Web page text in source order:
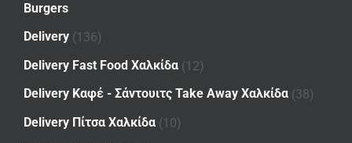
Burgers
Delivery (136)
Delivery Fast Food Χαλκίδα (12)
Delivery Καφέ - Σάντουιτς Take Away Χαλκίδα (38)
Delivery Πίτσα Χαλκίδα (10)